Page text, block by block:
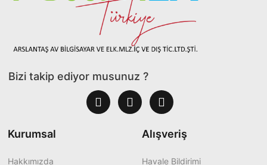
Bizi takip ediyor musunuz ?
Kurumsal
Hakkımızda
Alışveriş
Havale Bildirimi